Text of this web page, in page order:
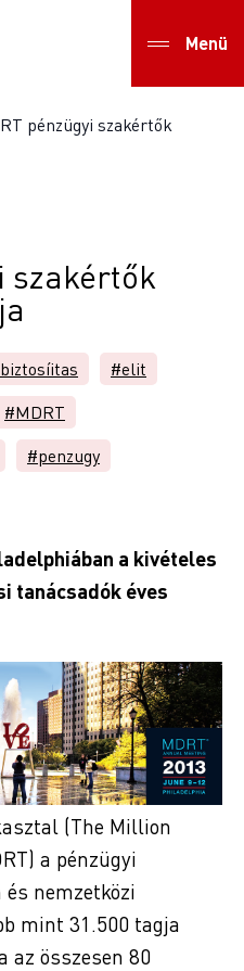
Menü
pénzügyi szakértők
szakértők
#elit
#MDRT
#penzugy
a kivételes
tanácsadók éves
(The Million
a pénzügyi
nemzetközi
mint 31.500 tagja
az összesen 80